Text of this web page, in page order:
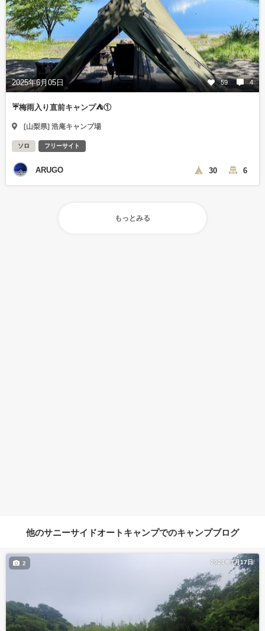
2025年6月05日 59 4
☔️梅雨入り直前キャンプ⛺️①
[山梨県] 浩庵キャンプ場
ソロ フリーサイト
ARUGO 30 6
もっとみる
他のサニーサイドオートキャンプでのキャンプブログ
2023年7月17日
2